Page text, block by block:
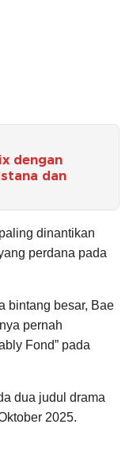
dengan
dan
dinantikan
perdana pada
bintang besar, Bae
pernah
Fond” pada
dua judul drama
2025.